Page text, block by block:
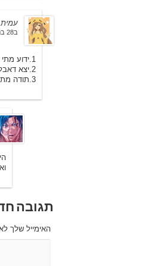
עמית
ב28 בנובמבר 2016
1.ידוע מתי הפרק הבא יצא?
2.יצא דאבל או פרק אחד?
3.תודה מתה על האתר הזה!!!
תגובה
האימייל שלך